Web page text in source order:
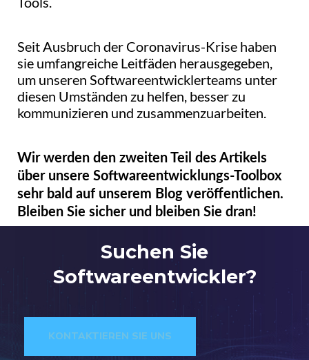
Seit Ausbruch der Coronavirus-Krise haben
sie umfangreiche Leitfäden herausgegeben,
um unseren Softwareentwicklerteams unter
diesen Umständen zu helfen, besser zu
kommunizieren und zusammenzuarbeiten.
Wir werden den zweiten Teil des Artikels
über unsere Softwareentwicklungs-Toolbox
sehr bald auf unserem Blog veröffentlichen.
Bleiben Sie sicher und bleiben Sie dran!
Suchen Sie
Softwareentwickler?
KONTAKTIEREN SIE UNS